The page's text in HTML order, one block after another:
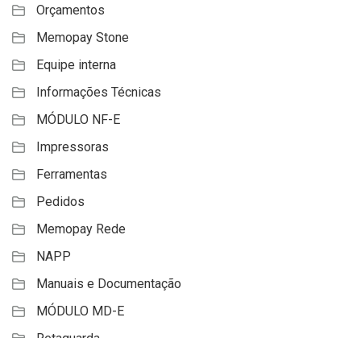
Orçamentos
Memopay Stone
Equipe interna
Informações Técnicas
MÓDULO NF-E
Impressoras
Ferramentas
Pedidos
Memopay Rede
NAPP
Manuais e Documentação
MÓDULO MD-E